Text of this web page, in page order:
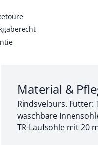
Abschnitt 3 von 3:
Material &
Rindsvelours. Futter:
waschbare
TR-Laufsohle mit 20